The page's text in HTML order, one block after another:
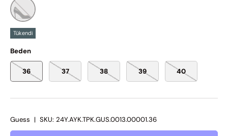
Tükendi
Beden
36 37 38 39 40
Guess | SKU: 24Y.AYK.TPK.GUS.0013.00001.36